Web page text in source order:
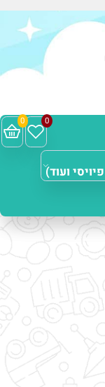
0 0
ועוד)